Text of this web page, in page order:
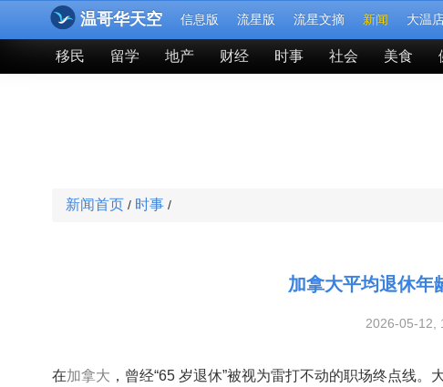
温哥华天空 信息版 流星版 流星文摘 新闻 大温
移民 留学 地产 财经 时事 社会 美食
新闻首页 / 时事 /
加拿大平均退休年
2026-05-
在加拿大 ，曾经“65 岁退休”被视为雷打不动的职场终点线